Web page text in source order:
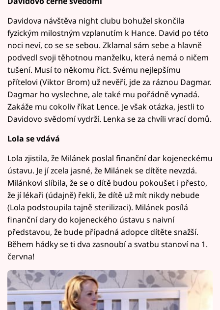
Davidova návštěva night clubu bohužel skončila
fyzickým milostným vzplanutím k Hance. David po této
noci neví, co se se sebou. Zklamal sám sebe a hlavně
podvedl svoji těhotnou manželku, která nemá o ničem
tušení. Musí to někomu říct. Svému nejlepšímu
přítelovi (Viktor Brom) už nevěří, jde za ráznou Dagmar.
Dagmar ho vyslechne, ale také mu pořádně vynadá.
Zakáže mu cokoliv říkat Lence. Je však otázka, jestli to
Davidovo svědomí vydrží. Lenka se za chvíli vrací domů.
Lola se vdává
Lola zjistila, že Milánek poslal finanční dar kojeneckému
ústavu. Je jí zcela jasné, že Milánek se dítěte nevzdá.
Milánkovi slíbila, že se o dítě budou pokoušet i přesto,
že jí lékaři (údajně) řekli, že dítě už mít nikdy nebude
(Lola podstoupila tajně sterilizaci). Milánek posílá
finanční dary do kojeneckého ústavu s naivní
představou, že bude případná adopce dítěte snažší.
Během hádky se ti dva zasnoubí a svatbu stanoví na 1.
června!